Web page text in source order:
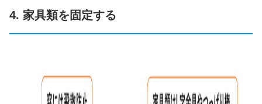
4. 家具類を固定する